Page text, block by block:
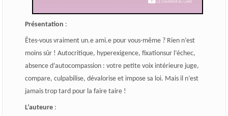
Présentation :
Êtes-vous vraiment un.e ami.e pour vous-même ? Rien n’est
moins sûr ! Autocritique, hyperexigence, fixationsur l’échec,
absence d’autocompassion : votre petite voix intérieure juge,
compare, culpabilise, dévalorise et impose sa loi. Mais il n’est
jamais trop tard pour la faire taire !
L’auteure: